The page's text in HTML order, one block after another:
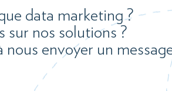
data marketing ?
sur nos solutions ?
nous envoyer un